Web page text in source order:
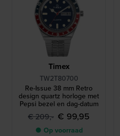
Timex
TW2T80700
Re-Issue 38 mm Retro
design quartz horloge met
Pepsi bezel en dag-datum
€ 209,- € 99,95
● Op voorraad